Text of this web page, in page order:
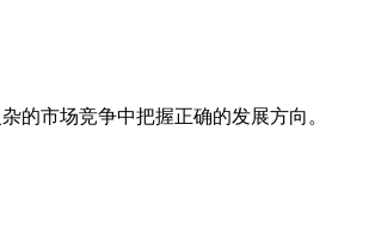
的市场竞争中把握正确的发展方向。